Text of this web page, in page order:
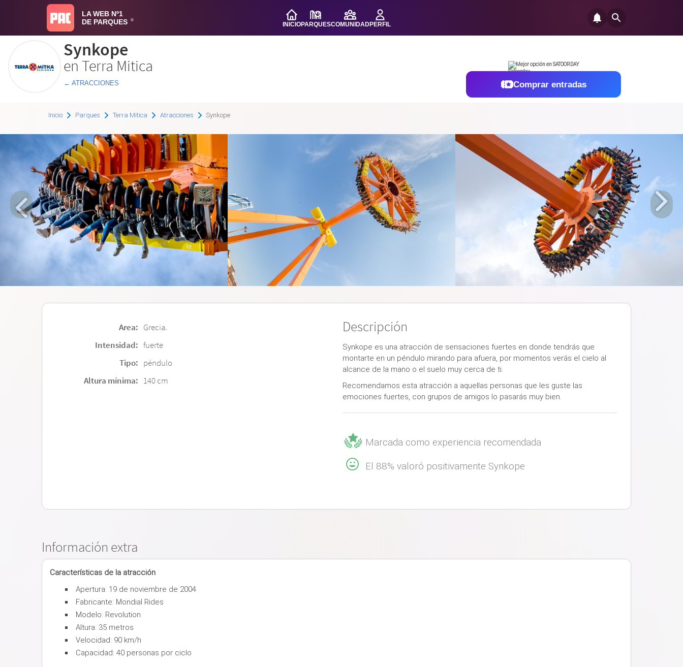
LA WEB Nº1
DE PARQUES
®
INICIOPARQUESCOMUNIDADPERFIL
Synkope
en Terra Mitica
← ATRACCIONES
Mejor opción en SATOORDAY
Comprar entradas
Inicio Parques Terra Mitica Atracciones Synkope
Area: Grecia.
Intensidad: fuerte
Tipo: péndulo
Altura mínima: 140 cm
Descripción
Synkope es una atracción de sensaciones fuertes en donde tendrás que
montarte en un péndulo mirando para afuera, por momentos verás el cielo al
alcance de la mano o el suelo muy cerca de ti.
Recomendamos esta atracción a aquellas personas que les guste las
emociones fuertes, con grupos de amigos lo pasarás muy bien.
Marcada como experiencia recomendada
El 88% valoró positivamente Synkope
Información extra
Características de la atracción
Apertura: 19 de noviembre de 2004
Fabricante: Mondial Rides
Modelo: Revolution
Altura: 35 metros
Velocidad: 90 km/h
Capacidad: 40 personas por ciclo